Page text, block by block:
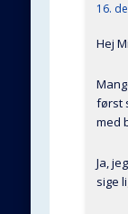
16.
Hej
først
med
Ja,
sige